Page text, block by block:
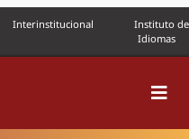
Interinstitucional
Instituto de
Idiomas